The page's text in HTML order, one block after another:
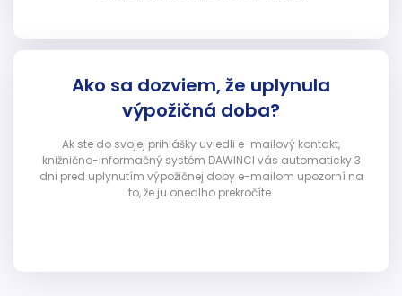
Ako sa dozviem, že uplynula
výpožičná doba?
Ak ste do svojej prihlášky uviedli e-mailový kontakt,
knižnično-informačný systém DAWINCI vás automaticky 3
dni pred uplynutím výpožičnej doby e-mailom upozorní na
to, že ju onedlho prekročíte.